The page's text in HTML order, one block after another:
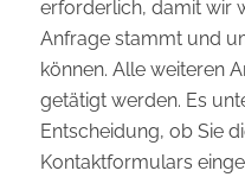
erforderlich, damit wir
Anfrage stammt und
können. Alle weiteren
getätigt werden. Es
Entscheidung, ob Sie
Kontaktformulars